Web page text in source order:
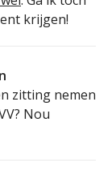
krijgen!
zitting nemen
Nou